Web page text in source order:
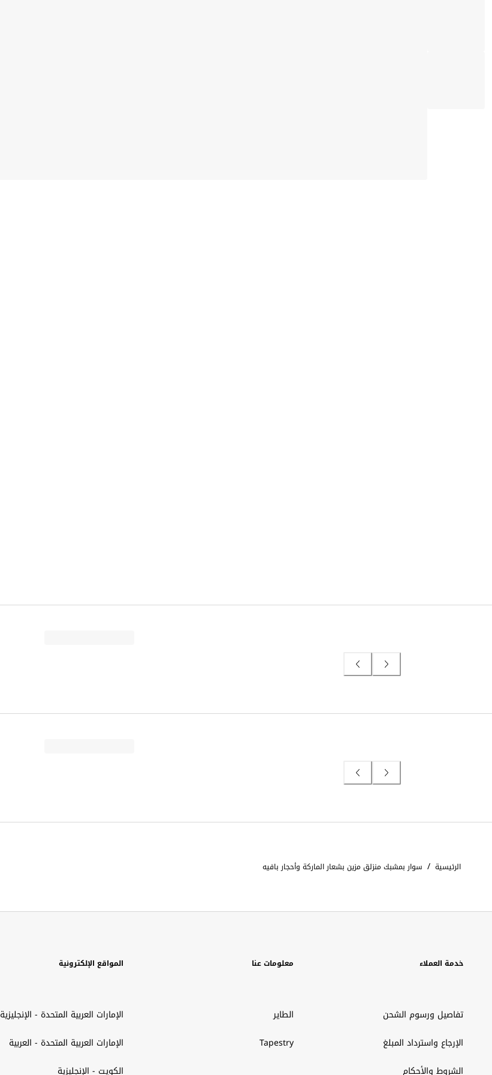
الرئيسية / سوار بمشبك منزلق مزين بشعار الماركة وأحجار بافيه
خدمة العملاء
تفاصيل ورسوم الشحن
الإرجاع واسترداد المبلغ
الشروط والأحكام
معلومات عنا
الطاير
Tapestry
المواقع الإلكترونية
الإمارات العربية المتحدة - الإنجليزية
الإمارات العربية المتحدة - العربية
الكويت - الإنجليزية